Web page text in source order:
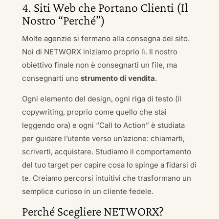
4. Siti Web che Portano Clienti (Il
Nostro “Perché”)
Molte agenzie si fermano alla consegna del sito.
Noi di NETWORX iniziamo proprio lì. Il nostro
obiettivo finale non è consegnarti un file, ma
consegnarti uno strumento di vendita.
Ogni elemento del design, ogni riga di testo (il
copywriting, proprio come quello che stai
leggendo ora) e ogni “Call to Action” è studiata
per guidare l’utente verso un’azione: chiamarti,
scriverti, acquistare. Studiamo il comportamento
del tuo target per capire cosa lo spinge a fidarsi di
te. Creiamo percorsi intuitivi che trasformano un
semplice curioso in un cliente fedele.
Perché Scegliere NETWORX?